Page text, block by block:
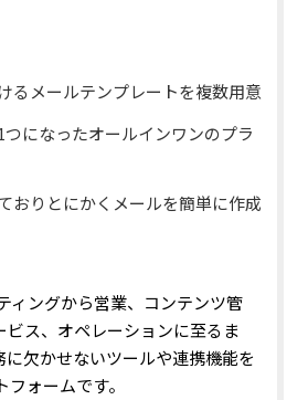
るメールテンプレートを複数用意
になったオールインワンのプラ
おりとにかくメールを簡単に作成
ングから営業、コンテンツ管
ビス、オペレーションに至るま
欠かせないツールや連携機能を
ォームです。